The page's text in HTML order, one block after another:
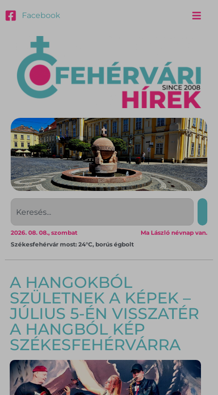
Facebook
Ma László névnap van.
2026. 08. 08., szombat
Székesfehérvár most: 24°C, borús égbolt
A HANGOKBÓL
SZÜLETNEK A KÉPEK –
JÚLIUS 5-ÉN VISSZATÉR
A HANGBÓL KÉP
SZÉKESFEHÉRVÁRRA